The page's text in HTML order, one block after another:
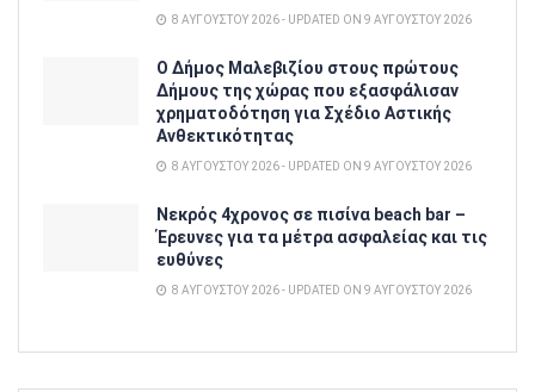
8 ΑΥΓΟΎΣΤΟΥ 2026 - UPDATED ON 9 ΑΥΓΟΎΣΤΟΥ 2026
Ο Δήμος Μαλεβιζίου στους πρώτους
Δήμους της χώρας που εξασφάλισαν
χρηματοδότηση για Σχέδιο Αστικής
Ανθεκτικότητας
8 ΑΥΓΟΎΣΤΟΥ 2026 - UPDATED ON 9 ΑΥΓΟΎΣΤΟΥ 2026
Νεκρός 4χρονος σε πισίνα beach bar –
Έρευνες για τα μέτρα ασφαλείας και τις
ευθύνες
8 ΑΥΓΟΎΣΤΟΥ 2026 - UPDATED ON 9 ΑΥΓΟΎΣΤΟΥ 2026